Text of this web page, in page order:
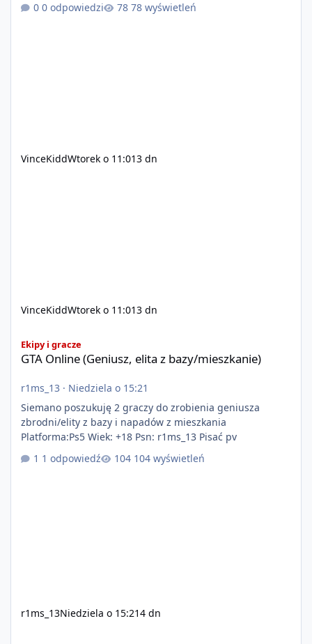
pisanie własnych modów i skryptów (wsparcie C# / JS /
0 odpowiedzi 78 wyświetleń
VinceKiddWtorek o 11:013 dn
VinceKiddWtorek o 11:013 dn
Ekipy i gracze
GTA Online (Geniusz, elita z bazy/mieszkanie)
r1ms_13 · Niedziela o 15:21
Siemano poszukuję 2 graczy do zrobienia geniusza
zbrodni/elity z bazy i napadów z mieszkania
Platforma:Ps5 Wiek: +18 Psn: r1ms_13 Pisać pv
1 odpowiedź
104 wyświetleń
r1ms_13Niedziela o 15:214 dn